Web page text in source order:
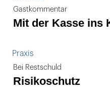
Gastkommentar
Mit der Kasse ins
Praxis
Bei Restschuld
Risikoschutz